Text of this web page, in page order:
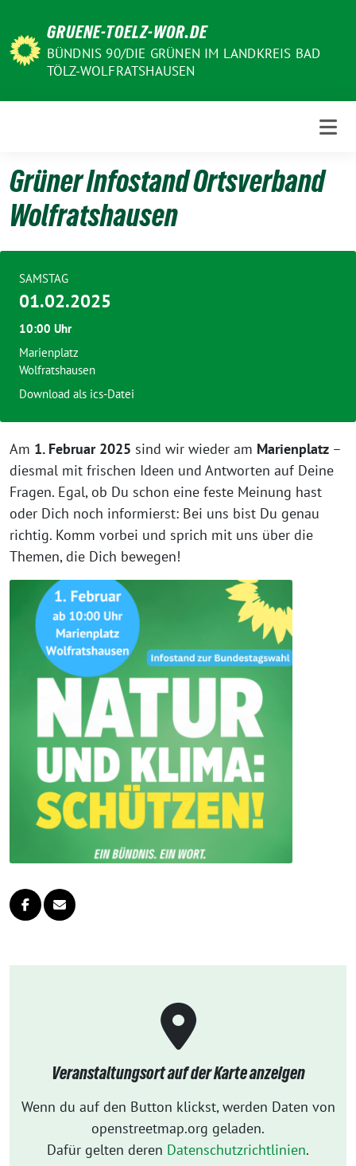
zum
Inhalt
GRUENE-TOELZ-WOR.DE
BÜNDNIS 90/DIE GRÜNEN IM LANDKREIS BAD
TÖLZ-WOLFRATSHAUSEN
Grüner Infostand Ortsverband
Wolfratshausen
Am 1. Februar 2025 sind wir wieder am Marienplatz –
diesmal mit frischen Ideen und Antworten auf Deine
Fragen. Egal, ob Du schon eine feste Meinung hast
oder Dich noch informierst: Bei uns bist Du genau
richtig. Komm vorbei und sprich mit uns über die
Themen, die Dich bewegen!
SAMSTAG
01.02.2025
10:00 Uhr
Marienplatz
Wolfratshausen
Download als ics-Datei
Veranstaltungsort auf der Karte anzeigen
Wenn du auf den Button klickst, werden Daten von
openstreetmap.org geladen.
Dafür gelten deren Datenschutzrichtlinien.